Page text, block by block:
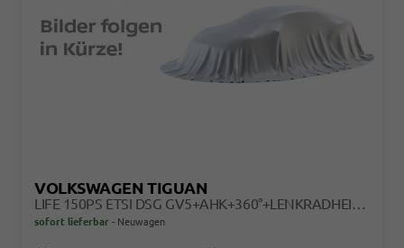
VOLKSWAGEN TIGUAN
LIFE 150PS ETSI DSG GV5+AHK+360°+LENKRADHEIZ+IQ.DRIVE+ACC+APP+EHECK+LED
sofort lieferbar Neuwagen